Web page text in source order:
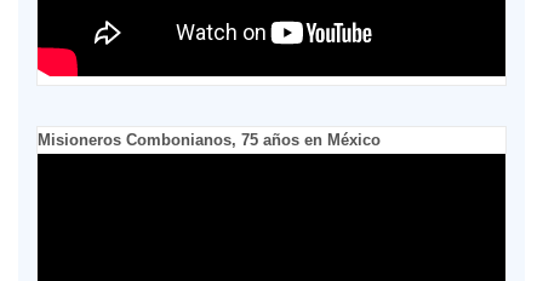
Misioneros Combonianos, 75 años en México